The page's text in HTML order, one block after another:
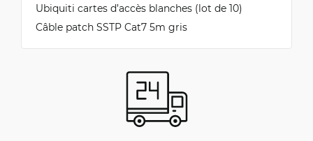
Ubiquiti cartes d’accès blanches (lot de 10)
Câble patch SSTP Cat7 5m gris